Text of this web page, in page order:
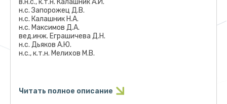
в.н.с., к.т.н. Калашник А.И.
н.с. Запорожец Д.В.
н.с. Калашник Н.А.
н.с. Максимов Д.А.
вед.инж. Еграшичева Д.Н.
н.с. Дьяков А.Ю.
н.с., к.т.н. Мелихов М.В.
гидротехнических сооружений горнодобывающих
предприятий основана на оптимальном
Читать полное описание